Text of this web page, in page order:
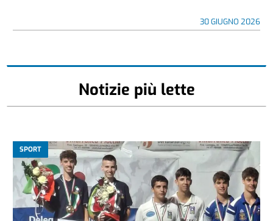
30 GIUGNO 2026
Notizie più lette
SPORT